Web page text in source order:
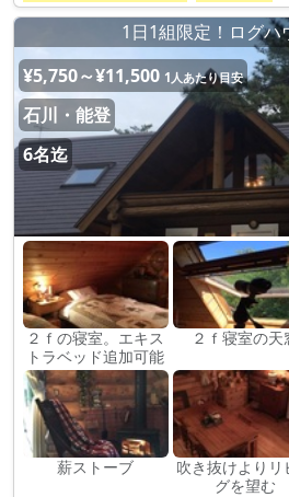
1日1組限定！ログハ
¥5,750～¥11,500 1人あたり目安
石川・能登
6名迄
２ｆの寝室。エキス
トラベッド追加可能
２ｆ寝室の天
薪ストーブ
吹き抜けよりリ
グを望む